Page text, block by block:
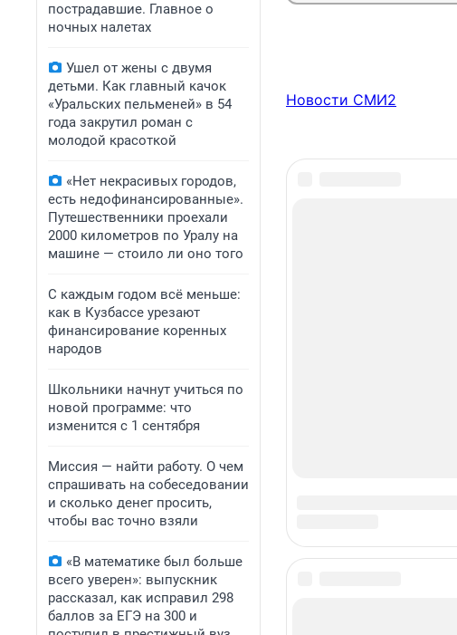
пострадавшие. Главное о
ночных налетах
Ушел от жены с двумя
детьми. Как главный качок
«Уральских пельменей» в 54
года закрутил роман с
молодой красоткой
«Нет некрасивых городов,
есть недофинансированные».
Путешественники проехали
2000 километров по Уралу на
машине — стоило ли оно того
С каждым годом всё меньше:
как в Кузбассе урезают
финансирование коренных
народов
Школьники начнут учиться по
новой программе: что
изменится с 1 сентября
Миссия — найти работу. О чем
спрашивать на собеседовании
и сколько денег просить,
чтобы вас точно взяли
«В математике был больше
всего уверен»: выпускник
рассказал, как исправил 298
баллов за ЕГЭ на 300 и
Новости СМИ2